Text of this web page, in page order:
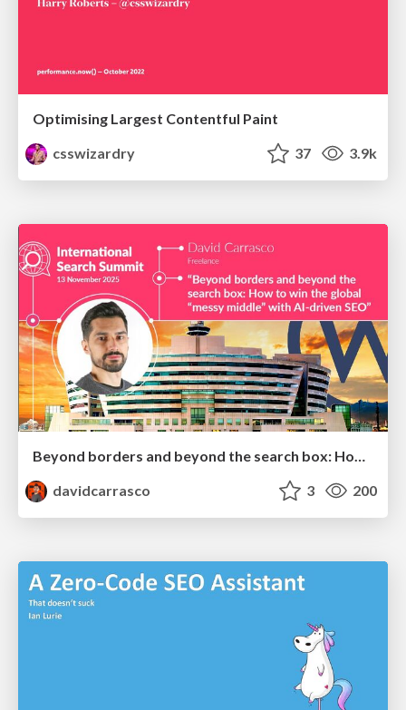
Optimising Largest Contentful Paint
csswizardry
37 3.9k
Beyond borders and beyond the search box: How to win the global "messy middle" with AI-driven SEO
davidcarrasco
3 200